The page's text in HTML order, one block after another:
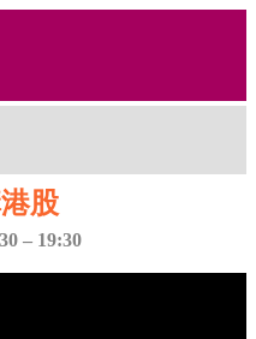
股
– 19:30